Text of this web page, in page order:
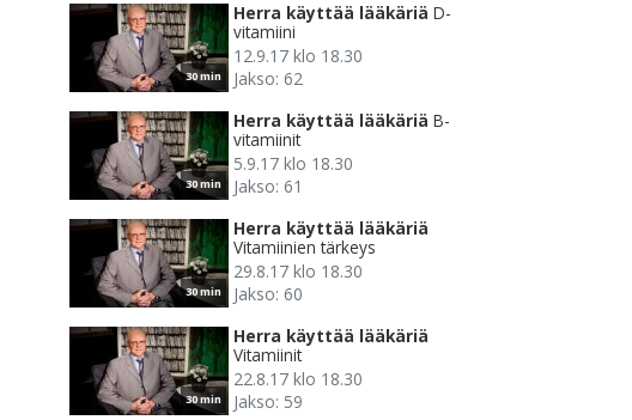
30 min
Herra käyttää lääkäriä D-
vitamiini
12.9.17 klo 18.30
Jakso: 62
30 min
Herra käyttää lääkäriä B-
vitamiinit
5.9.17 klo 18.30
Jakso: 61
30 min
Herra käyttää lääkäriä
Vitamiinien tärkeys
29.8.17 klo 18.30
Jakso: 60
30 min
Herra käyttää lääkäriä
Vitamiinit
22.8.17 klo 18.30
Jakso: 59